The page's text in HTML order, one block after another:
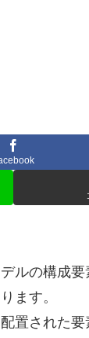
ルの構成
ます。
置された